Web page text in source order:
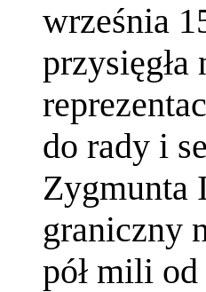
września
do rady i
Zygmunta
graniczny
pół mili